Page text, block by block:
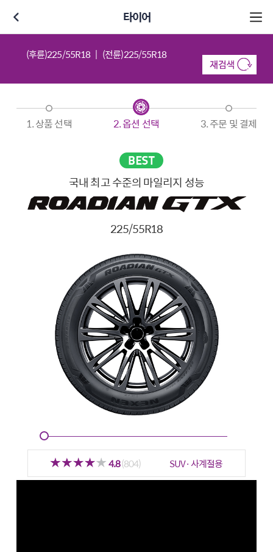
타이어
(후륜)225/55R18 (전륜)225/55R18
1. 상품 선택 2. 옵션 선택 3. 주문 및 결제
국내 최고 수준의 마일리지 성능
225/55R18
4.8(804) SUV· 사계절용